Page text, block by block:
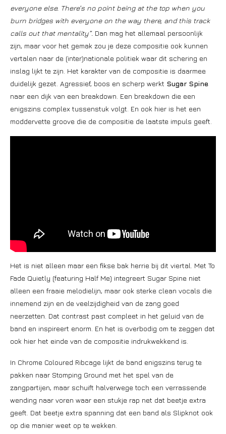
everyone else. There’s no point being at the top when you
burn bridges with everyone on the way there, and this track
calls out that mentality”. Dan mag het allemaal persoonlijk
zijn, maar voor het gemak zou je deze compositie ook kunnen
vertalen naar de (inter)nationale politiek waar dit schering en
inslag lijkt te zijn. Het karakter van de compositie is daarmee
duidelijk gezet. Agressief, boos en scherp werkt Sugar Spine
naar een dijk van een breakdown. Een breakdown die een
enigszins complex tussenstuk volgt. En ook hier is het een
moddervette groove die de compositie de laatste impuls geeft.
Het is niet alleen maar een fikse bak herrie bij dit viertal. Met To
Fade Quietly (featuring Half Me) integreert Sugar Spine niet
alleen een fraaie melodielijn, maar ook sterke clean vocals die
innemend zijn en de veelzijdigheid van de zang goed
neerzetten. Dat contrast past compleet in het geluid van de
band en inspireert enorm. En het is overbodig om te zeggen dat
ook hier het einde van de compositie indrukwekkend is.
In Chrome Coloured Ribcage lijkt de band enigszins terug te
pakken naar Stomping Ground met het spel van de
zangpartijen, maar schuift halverwege toch een verrassende
wending naar voren waar een stukje rap net dat beetje extra
geeft. Dat beetje extra spanning dat een band als Slipknot ook
op die manier weet op te wekken.